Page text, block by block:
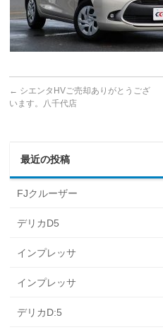
← シエンタHVご売却ありがとうござ
います。八千代店
最近の投稿
FJクルーザー
デリカD5
インプレッサ
インプレッサ
デリカD:5